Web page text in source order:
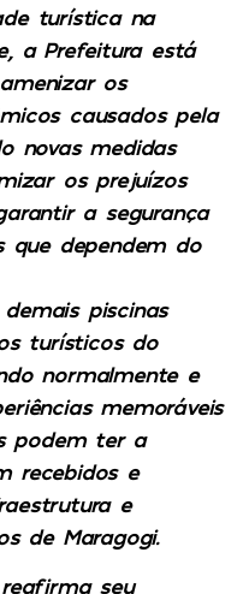
turística na
a Prefeitura está
os
causados pela
novas medidas
os prejuízos
a segurança
que dependem do
piscinas
turísticos do
normalmente e
memoráveis
podem ter a
recebidos e
e
de Maragogi.
seu